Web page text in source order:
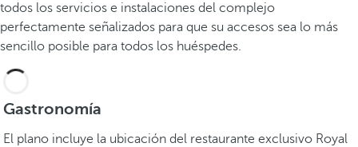
todos los servicios e instalaciones del complejo
perfectamente señalizados para que su accesos sea lo más
sencillo posible para todos los huéspedes.
Gastronomía
El plano incluye la ubicación del restaurante exclusivo Royal